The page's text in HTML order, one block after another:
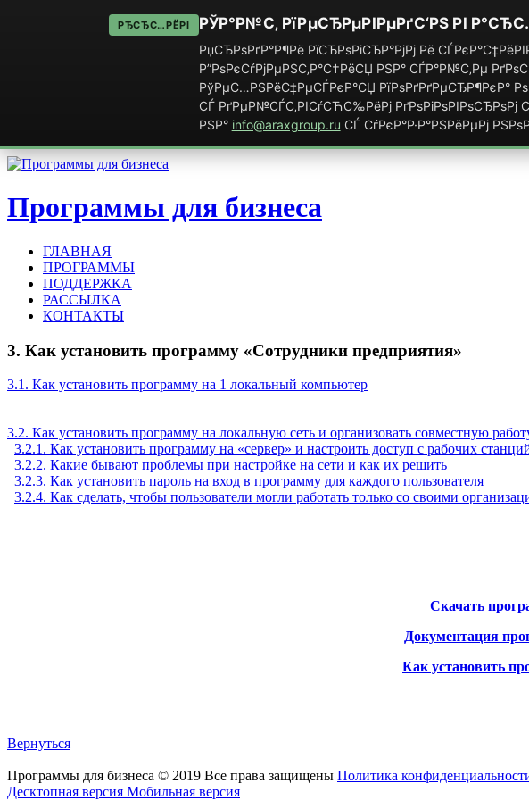
РЂСЂС…РЁРІ РЎР°Р№С‚ РїРµСЂРµРІРµРґС‘РЅ РІ
РџСЂРѕРґР°Р¶Рё РїСЂРѕРіСЂР°РјРј Рё
Р”РѕРєСѓРјРµРЅС‚Р°С†РёСЏ РЅР° СЃР°Р№С‚Рµ
РўРµС…РЅРёС‡РµСЃРєР°СЏ РїРѕРґРґРµСЂР¶РєР°
СЃ РґРµР№СЃС‚РІСѓСЋС‰РёРј
РЅР° info@araxgroup.ru СЃ СѓРєР°Р·Р°РЅРёРµРј
Программы для бизнеса
ГЛАВНАЯ
ПРОГРАММЫ
ПОДДЕРЖКА
РАССЫЛКА
КОНТАКТЫ
3. Как установить программу «Сотрудники предприятия»
3.1. Как установить программу на 1 локальный компьютер
3.2. Как установить программу на локальную сеть и организовать совместную
3.2.1. Как установить программу на «сервер» и настроить доступ с рабочих
3.2.2. Какие бывают проблемы при настройке на сети и как их решить
3.2.3. Как установить пароль на вход в программу для каждого пользователя
3.2.4. Как сделать, чтобы пользователи могли работать только со своими
Скачать
Документация
Как установить
Вернуться
Программы для бизнеса © 2019 Все права защищены Политика
Десктопная версия Мобильная версия